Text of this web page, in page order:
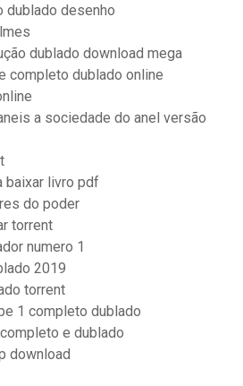
dublado desenho
dublado download mega
completo dublado online
a sociedade do anel versão
baixar livro pdf
do poder
torrent
numero 1
2019
torrent
1 completo dublado
e dublado
download